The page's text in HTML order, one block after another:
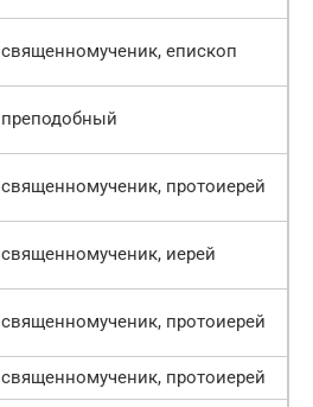
священномученик, епископ
преподобный
священномученик, протоиерей
священномученик, иерей
священномученик, протоиерей
священномученик, протоиерей